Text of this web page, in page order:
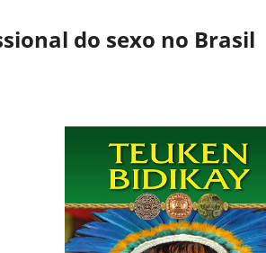
do sexo no Brasil